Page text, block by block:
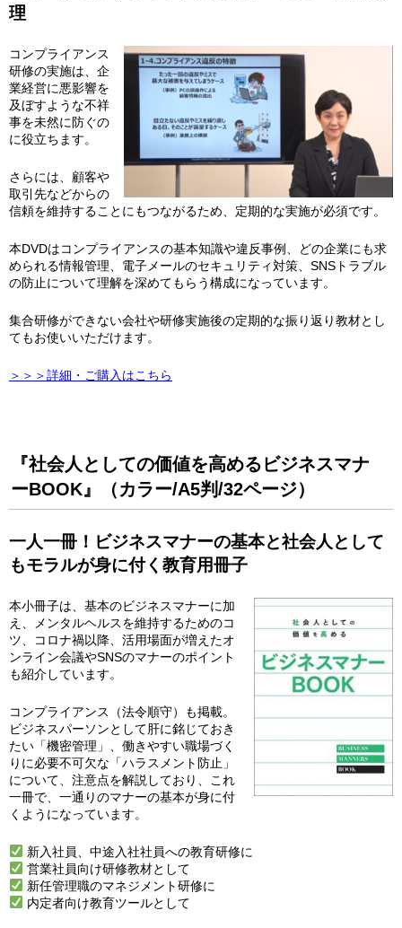
理
コンプライアンス
研修の実施は、企
業経営に悪影響を
及ぼすような不祥
事を未然に防ぐの
に役立ちます。
さらには、顧客や
取引先などからの
信頼を維持することにもつながるため、定期的な実施が必須です。
本DVDはコンプライアンスの基本知識や違反事例、どの企業にも求
められる情報管理、電子メールのセキュリティ対策、SNSトラブル
の防止について理解を深めてもらう構成になっています。
集合研修ができない会社や研修実施後の定期的な振り返り教材とし
てもお使いいただけます。
＞＞＞詳細・ご購入はこちら
『社会人としての価値を高めるビジネスマナ
ーBOOK』（カラー/A5判/32ページ）
一人一冊！ビジネスマナーの基本と社会人として
もモラルが身に付く教育用冊子
本小冊子は、基本のビジネスマナーに加
え、メンタルヘルスを維持するためのコ
ツ、コロナ禍以降、活用場面が増えたオ
ンライン会議やSNSのマナーのポイント
も紹介しています。
コンプライアンス（法令順守）も掲載。
ビジネスパーソンとして肝に銘じておき
たい「機密管理」、働きやすい職場づく
りに必要不可欠な「ハラスメント防止」
について、注意点を解説しており、これ
一冊で、一通りのマナーの基本が身に付
くようになっています。
新入社員、中途入社社員への教育研修に
営業社員向け研修教材として
新任管理職のマネジメント研修に
内定者向け教育ツールとして